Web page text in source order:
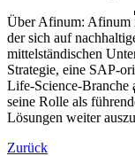
Über Afinum: Afinum
der sich auf
mittelständischen
Strategie, eine SAP-
Life-Science-Branche
seine Rolle als
Lösungen weiter
Zurück